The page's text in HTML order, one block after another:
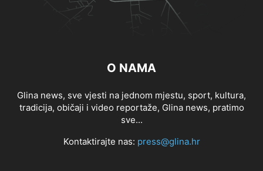
O NAMA
Glina news, sve vjesti na jednom mjestu, sport, kultura,
tradicija, običaji i video reportaže, Glina news, pratimo
sve...
Kontaktirajte nas: press@glina.hr